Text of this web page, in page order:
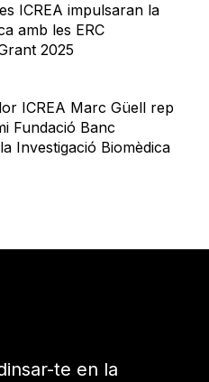
ICREA impulsaran la
amb les ERC
2025
ICREA Marc Güell rep
Fundació Banc
Investigació Biomèdica
te en la